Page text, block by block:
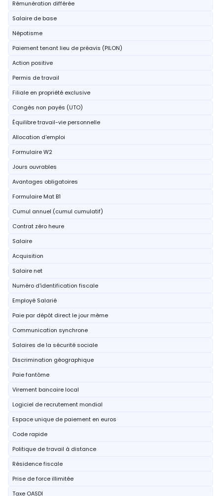
Rémunération différée
Salaire de base
Népotisme
Paiement tenant lieu de préavis (PILON)
Action positive
Permis de travail
Filiale en propriété exclusive
Congés non payés (UTO)
Équilibre travail-vie personnelle
Allocation d'emploi
Formulaire W2
Jours ouvrables
Avantages obligatoires
Formulaire Mat B1
Cumul annuel (cumul cumulatif)
Contrat zéro heure
Salaire
Acquisition
Salaire net
Numéro d'identification fiscale
Employé Salarié
Paie par dépôt direct le jour même
Communication synchrone
Salaires de la sécurité sociale
Discrimination géographique
Paie fantôme
Virement bancaire local
Logiciel de recrutement mondial
Espace unique de paiement en euros
Code rapide
Politique de travail à distance
Résidence fiscale
Prise de force illimitée
Taxe OASDI